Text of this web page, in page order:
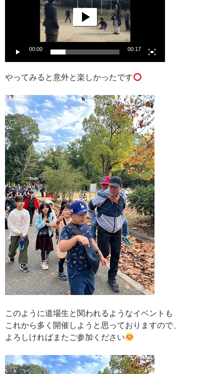
00:00 00:17
やってみると意外と楽しかったです
このように道場生と関われるようなイベントも
これから多く開催しようと思っておりますので、
よろしければまたご参加ください